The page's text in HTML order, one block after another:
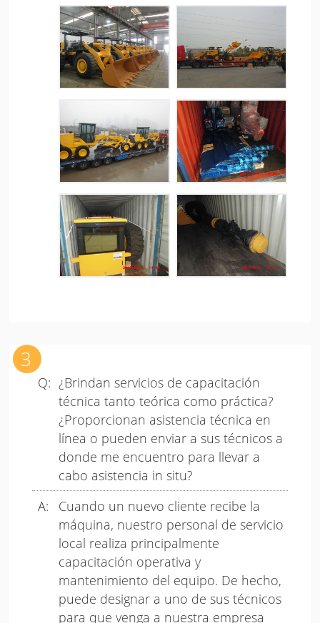
¿Brindan servicios de capacitación
técnica tanto teórica como práctica?
¿Proporcionan asistencia técnica en
línea o pueden enviar a sus técnicos a
donde me encuentro para llevar a
cabo asistencia in situ?
Cuando un nuevo cliente recibe la
máquina, nuestro personal de servicio
local realiza principalmente
capacitación operativa y
mantenimiento del equipo. De hecho,
puede designar a uno de sus técnicos
para que venga a nuestra empresa